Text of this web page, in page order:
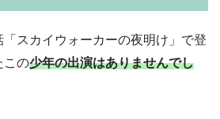
スカイウォーカーの夜明け」で登
この少年の出演はありませんでし